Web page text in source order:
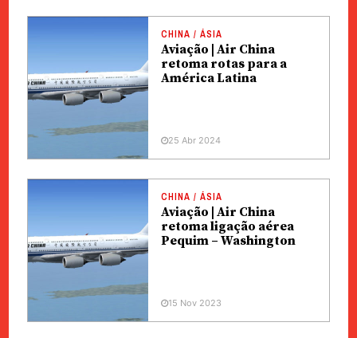
CHINA / ÁSIA
Aviação | Air China
retoma rotas para a
América Latina
25 Abr 2024
CHINA / ÁSIA
Aviação | Air China
retoma ligação aérea
Pequim – Washington
15 Nov 2023